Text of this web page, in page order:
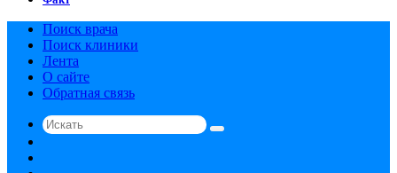
Поиск врача
Поиск клиники
Лента
О сайте
Обратная связь
Искать